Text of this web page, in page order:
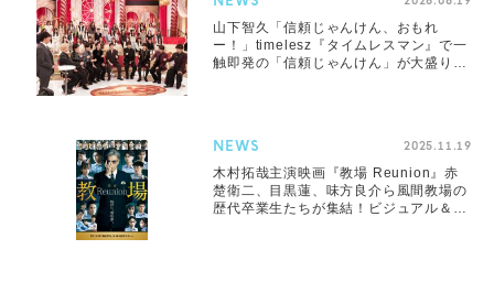
山下智久「信頼じゃんけん、おもれ
ー！」timelesz『タイムレスマン』で一
触即発の「信頼じゃんけん」が大盛り上
NEWS 2025.11.19
木村拓哉主演映画『教場 Reunion』赤
楚衛二、目黒蓮、味方良介ら風間教場の
歴代卒業生たちが集結！ビジュアル＆予